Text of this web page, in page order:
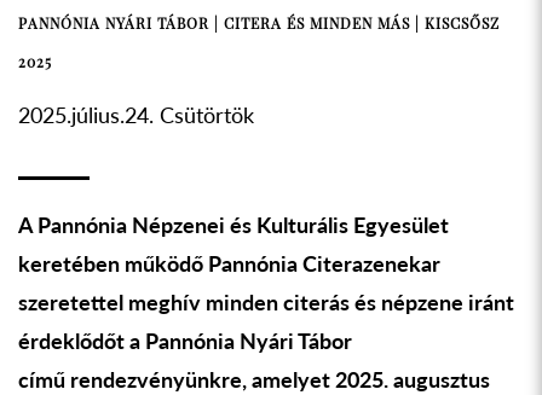
PANNÓNIA NYÁRI TÁBOR | CITERA ÉS MINDEN MÁS | KISCSŐSZ
2025
2025.július.24. Csütörtök
A Pannónia Népzenei és Kulturális Egyesület
keretében működő Pannónia Citerazenekar
szeretettel meghív minden citerás és népzene iránt
érdeklődőt a Pannónia Nyári Tábor
című rendezvényünkre, amelyet 2025. augusztus